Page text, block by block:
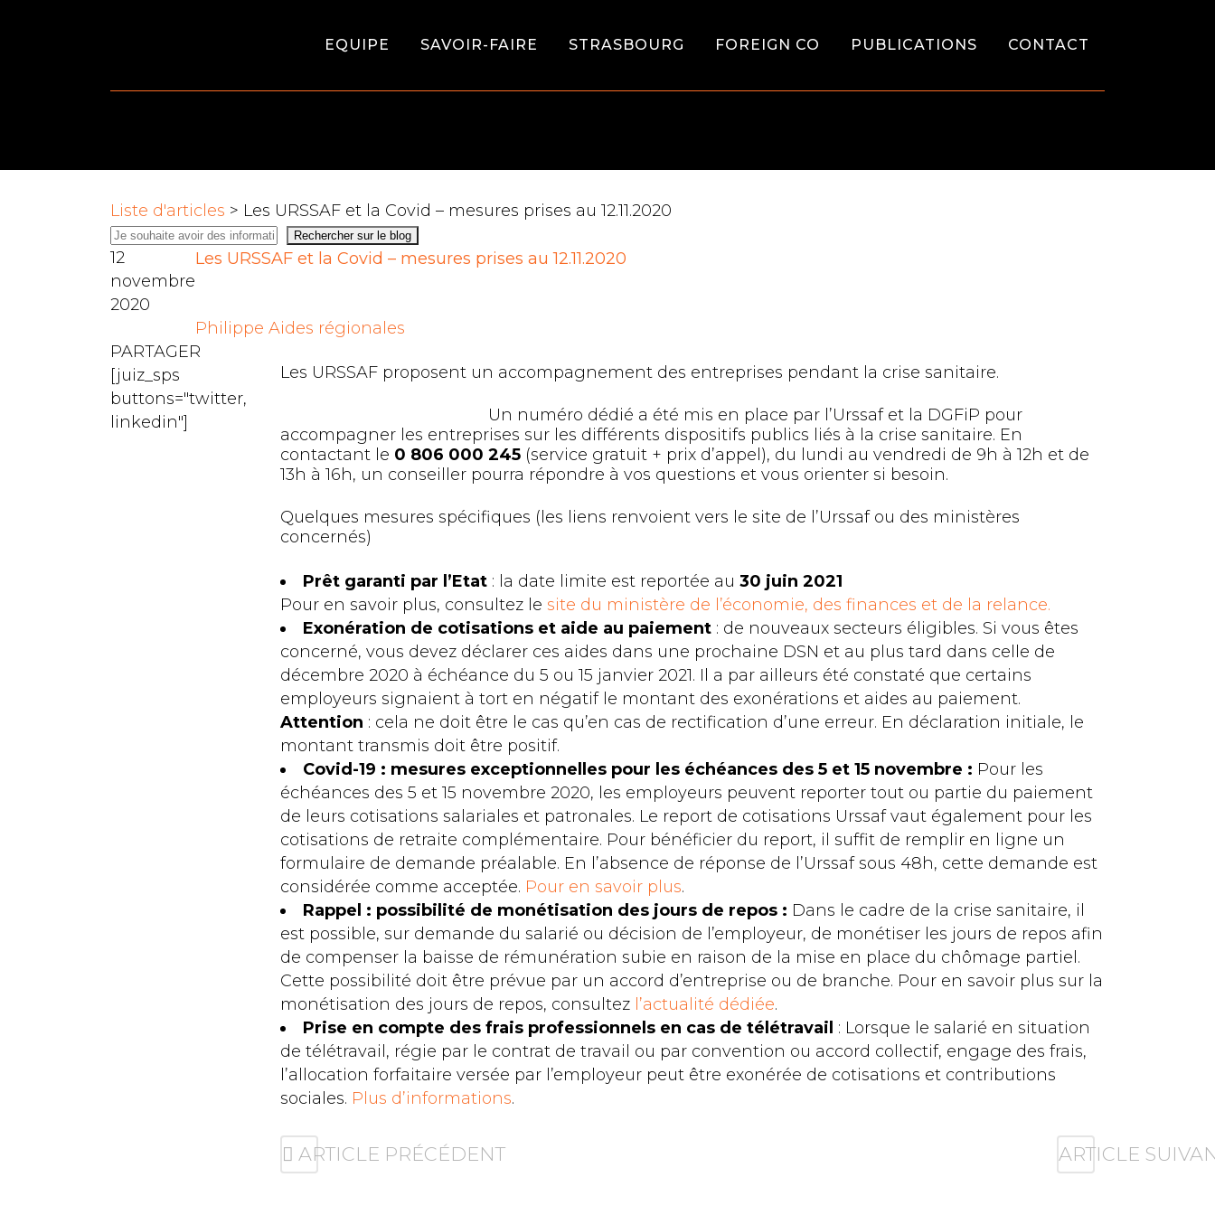
EQUIPE SAVOIR-FAIRE STRASBOURG FOREIGN CO PUBLICATIONS CONTACT
Liste d'articles > Les URSSAF et la Covid – mesures prises au 12.11.2020
12
novembre
2020
Les URSSAF et la Covid – mesures prises au 12.11.2020
Philippe Aides régionales
PARTAGER
[juiz_sps
buttons="twitter,
linkedin"]
Les URSSAF proposent un accompagnement des entreprises pendant la crise sanitaire.
Un numéro dédié a été mis en place par l’Urssaf et la DGFiP pour
accompagner les entreprises sur les différents dispositifs publics liés à la crise sanitaire. En
contactant le 0 806 000 245 (service gratuit + prix d’appel), du lundi au vendredi de 9h à 12h et de
13h à 16h, un conseiller pourra répondre à vos questions et vous orienter si besoin.
Quelques mesures spécifiques (les liens renvoient vers le site de l’Urssaf ou des ministères
concernés)
Prêt garanti par l’Etat : la date limite est reportée au 30 juin 2021
Pour en savoir plus, consultez lesite du ministère de l’économie, des finances et de la relance.
Exonération de cotisations et aide au paiement : de nouveaux secteurs éligibles. Si vous êtes
concerné, vous devez déclarer ces aides dans une prochaine DSN et au plus tard dans celle de
décembre 2020 à échéance du 5 ou 15 janvier 2021. Il a par ailleurs été constaté que certains
employeurs signaient à tort en négatif le montant des exonérations et aides au paiement.
Attention : cela ne doit être le cas qu’en cas de rectification d’une erreur. En déclaration initiale, le
montant transmis doit être positif.
Covid-19 : mesures exceptionnelles pour les échéances des 5 et 15 novembre : Pour les
échéances des 5 et 15 novembre 2020, les employeurs peuvent reporter tout ou partie du paiement
de leurs cotisations salariales et patronales. Le report de cotisations Urssaf vaut également pour les
cotisations de retraite complémentaire. Pour bénéficier du report, il suffit de remplir en ligne un
formulaire de demande préalable. En l’absence de réponse de l’Urssaf sous 48h, cette demande est
considérée comme acceptée. Pour en savoir plus.
Rappel : possibilité de monétisation des jours de repos : Dans le cadre de la crise sanitaire, il
est possible, sur demande du salarié ou décision de l’employeur, de monétiser les jours de repos afin
de compenser la baisse de rémunération subie en raison de la mise en place du chômage partiel.
Cette possibilité doit être prévue par un accord d’entreprise ou de branche. Pour en savoir plus sur la
monétisation des jours de repos, consultez l’actualité dédiée.
Prise en compte des frais professionnels en cas de télétravail : Lorsque le salarié en situation
de télétravail, régie par le contrat de travail ou par convention ou accord collectif, engage des frais,
l’allocation forfaitaire versée par l’employeur peut être exonérée de cotisations et contributions
sociales. Plus d’informations.
ARTICLE PRÉCÉDENT ARTICLE